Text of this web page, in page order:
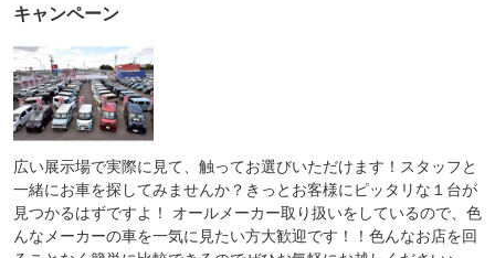
キャンペーン
広い展示場で実際に見て、触ってお選びいただけます！スタッフと
一緒にお車を探してみませんか？きっとお客様にピッタリな１台が
見つかるはずですよ！ オールメーカー取り扱いをしているので、色
んなメーカーの車を一気に見たい方大歓迎です！！色んなお店を回